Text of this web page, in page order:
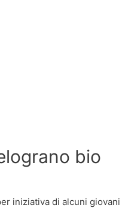
bio
iniziativa di alcuni giovani